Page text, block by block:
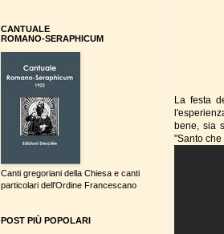
La festa
bene, sia
"Santo
CANTUALE
ROMANO-SERAPHICUM
Canti gregoriani della Chiesa e canti
particolari dell'Ordine Francescano
POST PIÙ POPOLARI